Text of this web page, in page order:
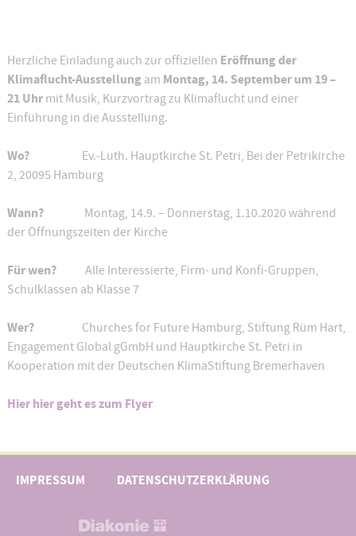
Herzliche Einladung auch zur offiziellen Eröffnung der
Klimaflucht-Ausstellung am Montag, 14. September um 19 –
21 Uhr mit Musik, Kurzvortrag zu Klimaflucht und einer
Einführung in die Ausstellung.
Wo?
Ev.-Luth. Hauptkirche St. Petri, Bei der Petrikirche
2, 20095 Hamburg
Wann?
Montag, 14.9. – Donnerstag, 1.10.2020 während
der Öffnungszeiten der Kirche
Für wen?Alle Interessierte, Firm- und Konfi-Gruppen,
Schulklassen ab Klasse 7
Wer?Churches for Future Hamburg, Stiftung Rüm Hart,
Engagement Global gGmbH und Hauptkirche St. Petri in
Kooperation mit der Deutschen KlimaStiftung Bremerhaven
Hier hier geht es zum Flyer
IMPRESSUM DATENSCHUTZERKLÄRUNG